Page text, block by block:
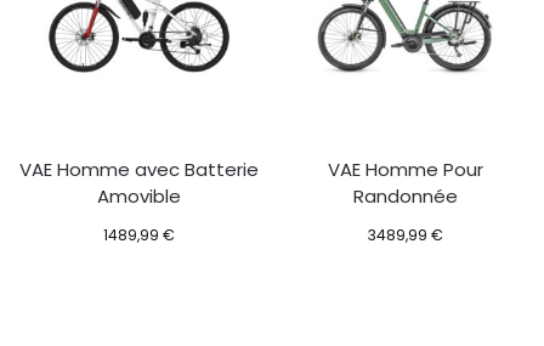
VAE Homme avec Batterie
Amovible
1489,99 €
VAE Homme Pour
Randonnée
3489,99 €